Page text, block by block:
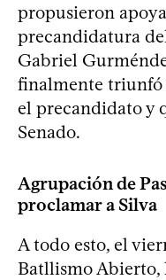
propusieron
precandidatura
Gabriel
finalmente triunfó
el precandidato y
Senado.
Agrupación de
proclamar a Silva
A todo esto, el
Batllismo